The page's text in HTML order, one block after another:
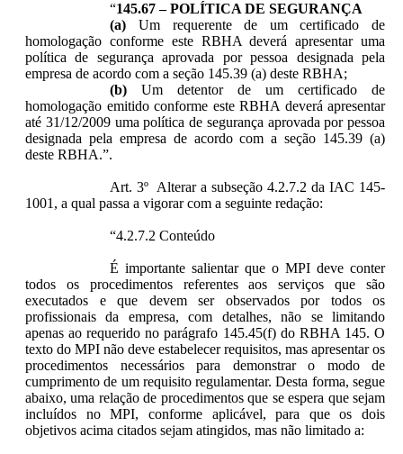
“145.67 – POLÍTICA DE SEGURANÇA
(a)Um requerente de um certificado de
homologação conforme este RBHA deverá apresentar uma
política de segurança aprovada por pessoa designada pela
empresa de acordo com a seção 145.39 (a) deste RBHA;
(b)Um detentor de um certificado de
homologação emitido conforme este RBHA deverá apresentar
até 31/12/2009 uma política de segurança aprovada por pessoa
designada pela empresa de acordo com a seção 145.39 (a)
deste RBHA.”.
Art. 3º Alterar a subseção 4.2.7.2 da IAC 145-
1001, a qual passa a vigorar com a seguinte redação:
“4.2.7.2 Conteúdo
É importante salientar que o MPI deve conter
todos os procedimentos referentes aos serviços que são
executados e que devem ser observados por todos os
profissionais da empresa, com detalhes, não se limitando
apenas ao requerido no parágrafo 145.45(f) do RBHA 145. O
texto do MPI não deve estabelecer requisitos, mas apresentar os
procedimentos necessários para demonstrar o modo de
cumprimento de um requisito regulamentar. Desta forma, segue
abaixo, uma relação de procedimentos que se espera que sejam
incluídos no MPI, conforme aplicável, para que os dois
objetivos acima citados sejam atingidos, mas não limitado a: